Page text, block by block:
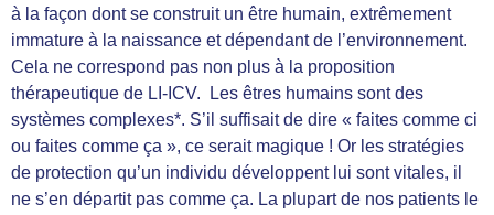
à la façon dont se construit un être humain, extrêmement
immature à la naissance et dépendant de l’environnement.
Cela ne correspond pas non plus à la proposition
thérapeutique de LI-ICV. Les êtres humains sont des
systèmes complexes*. S’il suffisait de dire « faites comme ci
ou faites comme ça », ce serait magique ! Or les stratégies
de protection qu’un individu développent lui sont vitales, il
ne s’en départit pas comme ça. La plupart de nos patients le